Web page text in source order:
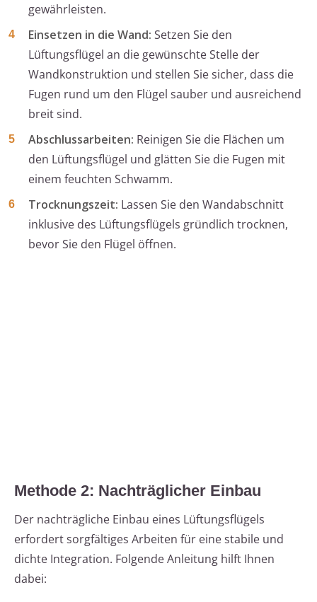
gewährleisten.
Einsetzen in die Wand: Setzen Sie den
Lüftungsflügel an die gewünschte Stelle der
Wandkonstruktion und stellen Sie sicher, dass die
Fugen rund um den Flügel sauber und ausreichend
breit sind.
Abschlussarbeiten: Reinigen Sie die Flächen um
den Lüftungsflügel und glätten Sie die Fugen mit
einem feuchten Schwamm.
Trocknungszeit: Lassen Sie den Wandabschnitt
inklusive des Lüftungsflügels gründlich trocknen,
bevor Sie den Flügel öffnen.
Methode 2: Nachträglicher Einbau
Der nachträgliche Einbau eines Lüftungsflügels
erfordert sorgfältiges Arbeiten für eine stabile und
dichte Integration. Folgende Anleitung hilft Ihnen
dabei: